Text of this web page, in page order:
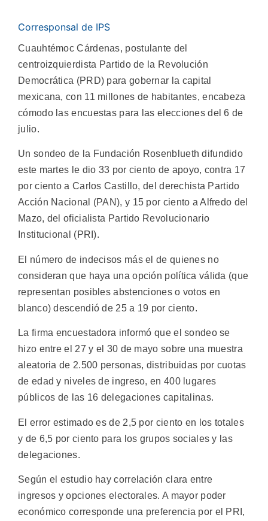
Corresponsal de IPS
Cuauhtémoc Cárdenas, postulante del
centroizquierdista Partido de la Revolución
Democrática (PRD) para gobernar la capital
mexicana, con 11 millones de habitantes, encabeza
cómodo las encuestas para las elecciones del 6 de
julio.
Un sondeo de la Fundación Rosenblueth difundido
este martes le dio 33 por ciento de apoyo, contra 17
por ciento a Carlos Castillo, del derechista Partido
Acción Nacional (PAN), y 15 por ciento a Alfredo del
Mazo, del oficialista Partido Revolucionario
Institucional (PRI).
El número de indecisos más el de quienes no
consideran que haya una opción política válida (que
representan posibles abstenciones o votos en
blanco) descendió de 25 a 19 por ciento.
La firma encuestadora informó que el sondeo se
hizo entre el 27 y el 30 de mayo sobre una muestra
aleatoria de 2.500 personas, distribuidas por cuotas
de edad y niveles de ingreso, en 400 lugares
públicos de las 16 delegaciones capitalinas.
El error estimado es de 2,5 por ciento en los totales
y de 6,5 por ciento para los grupos sociales y las
delegaciones.
Según el estudio hay correlación clara entre
ingresos y opciones electorales. A mayor poder
económico corresponde una preferencia por el PRI,